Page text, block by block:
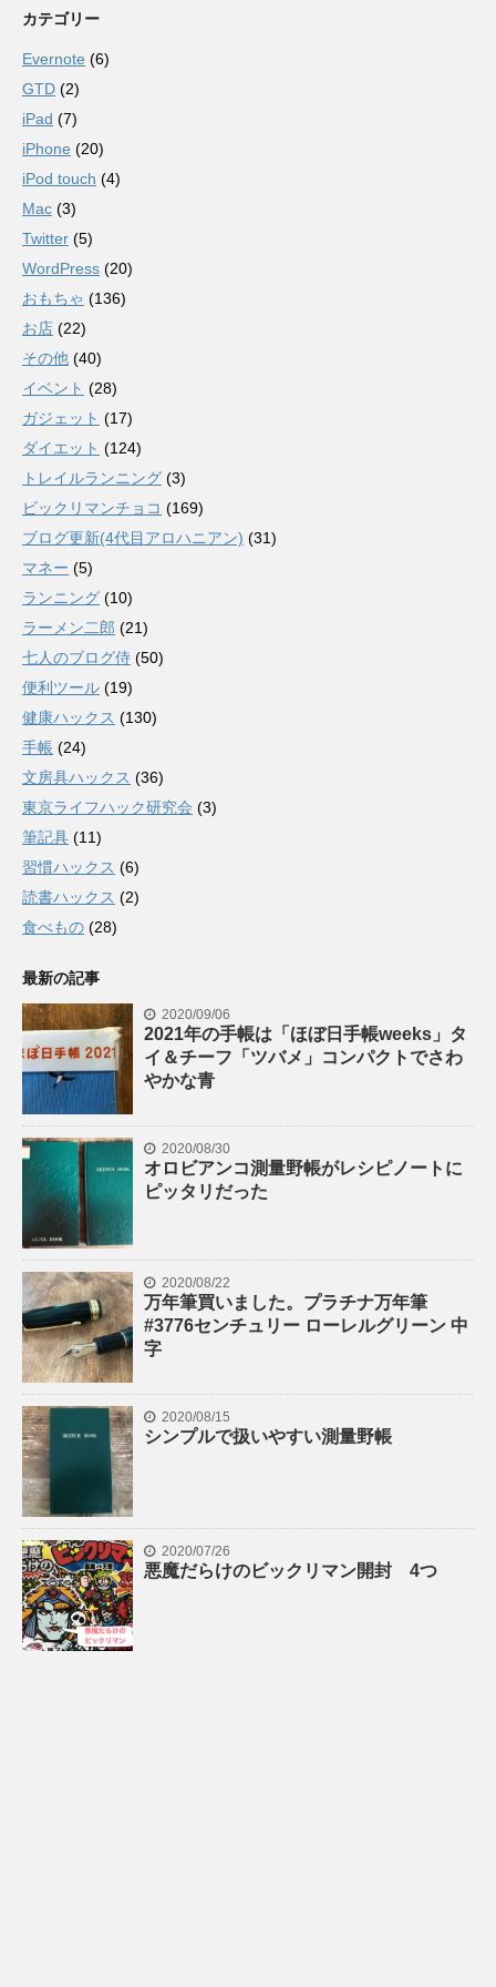
カテゴリー
Evernote (6)
GTD (2)
iPad (7)
iPhone (20)
iPod touch (4)
Mac (3)
Twitter (5)
WordPress (20)
おもちゃ (136)
お店 (22)
その他 (40)
イベント (28)
ガジェット (17)
ダイエット (124)
トレイルランニング (3)
ビックリマンチョコ (169)
ブログ更新(4代目アロハニアン) (31)
マネー (5)
ランニング (10)
ラーメン二郎 (21)
七人のブログ侍 (50)
便利ツール (19)
健康ハックス (130)
手帳 (24)
文房具ハックス (36)
東京ライフハック研究会 (3)
筆記具 (11)
習慣ハックス (6)
読書ハックス (2)
食べもの (28)
最新の記事
2020/09/06
2021年の手帳は「ほぼ日手帳weeks」タ
イ＆チーフ「ツバメ」コンパクトでさわ
やかな青
2020/08/30
オロビアンコ測量野帳がレシピノートに
ピッタリだった
2020/08/22
万年筆買いました。プラチナ万年筆
#3776センチュリー ローレルグリーン 中
字
2020/08/15
シンプルで扱いやすい測量野帳
2020/07/26
悪魔だらけのビックリマン開封 4つ